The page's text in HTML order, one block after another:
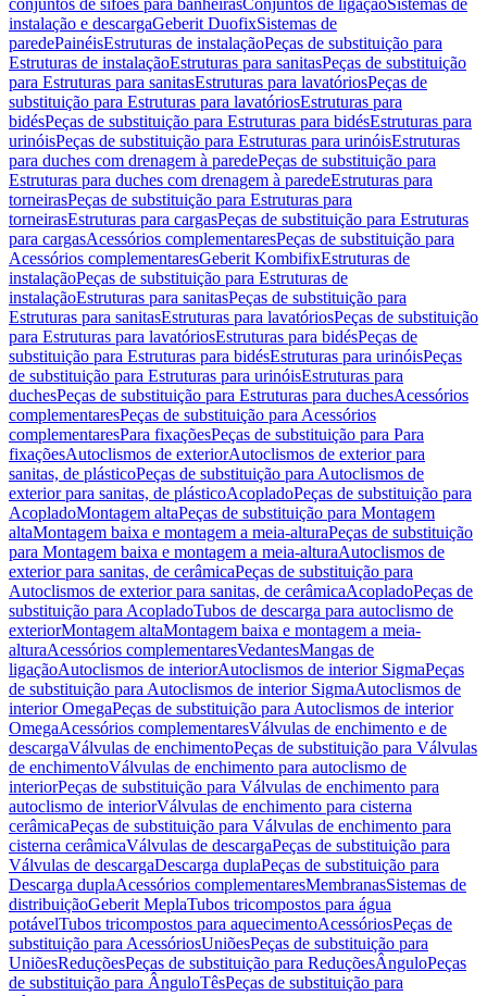
conjuntos de sifões para banheirasConjuntos de ligaçãoSistemas de
instalação e descargaGeberit DuofixSistemas de
paredePainéisEstruturas de instalaçãoPeças de substituição para
Estruturas de instalaçãoEstruturas para sanitasPeças de substituição
para Estruturas para sanitasEstruturas para lavatóriosPeças de
substituição para Estruturas para lavatóriosEstruturas para
bidésPeças de substituição para Estruturas para bidésEstruturas para
urinóisPeças de substituição para Estruturas para urinóisEstruturas
para duches com drenagem à paredePeças de substituição para
Estruturas para duches com drenagem à paredeEstruturas para
torneirasPeças de substituição para Estruturas para
torneirasEstruturas para cargasPeças de substituição para Estruturas
para cargasAcessórios complementaresPeças de substituição para
Acessórios complementaresGeberit KombifixEstruturas de
instalaçãoPeças de substituição para Estruturas de
instalaçãoEstruturas para sanitasPeças de substituição para
Estruturas para sanitasEstruturas para lavatóriosPeças de substituição
para Estruturas para lavatóriosEstruturas para bidésPeças de
substituição para Estruturas para bidésEstruturas para urinóisPeças
de substituição para Estruturas para urinóisEstruturas para
duchesPeças de substituição para Estruturas para duchesAcessórios
complementaresPeças de substituição para Acessórios
complementaresPara fixaçõesPeças de substituição para Para
fixaçõesAutoclismos de exteriorAutoclismos de exterior para
sanitas, de plásticoPeças de substituição para Autoclismos de
exterior para sanitas, de plásticoAcopladoPeças de substituição para
AcopladoMontagem altaPeças de substituição para Montagem
altaMontagem baixa e montagem a meia-alturaPeças de substituição
para Montagem baixa e montagem a meia-alturaAutoclismos de
exterior para sanitas, de cerâmicaPeças de substituição para
Autoclismos de exterior para sanitas, de cerâmicaAcopladoPeças de
substituição para AcopladoTubos de descarga para autoclismo de
exteriorMontagem altaMontagem baixa e montagem a meia-
alturaAcessórios complementaresVedantesMangas de
ligaçãoAutoclismos de interiorAutoclismos de interior SigmaPeças
de substituição para Autoclismos de interior SigmaAutoclismos de
interior OmegaPeças de substituição para Autoclismos de interior
OmegaAcessórios complementaresVálvulas de enchimento e de
descargaVálvulas de enchimentoPeças de substituição para Válvulas
de enchimentoVálvulas de enchimento para autoclismo de
interiorPeças de substituição para Válvulas de enchimento para
autoclismo de interiorVálvulas de enchimento para cisterna
cerâmicaPeças de substituição para Válvulas de enchimento para
cisterna cerâmicaVálvulas de descargaPeças de substituição para
Válvulas de descargaDescarga duplaPeças de substituição para
Descarga duplaAcessórios complementaresMembranasSistemas de
distribuiçãoGeberit MeplaTubos tricompostos para água
potávelTubos tricompostos para aquecimentoAcessóriosPeças de
substituição para AcessóriosUniõesPeças de substituição para
UniõesReduçõesPeças de substituição para ReduçõesÂnguloPeças
de substituição para ÂnguloTêsPeças de substituição para